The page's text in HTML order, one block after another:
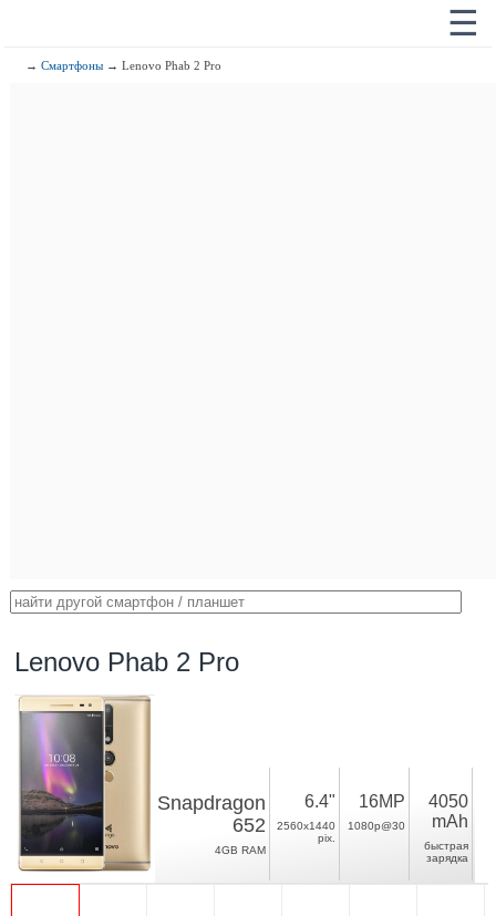
☰
→Смартфоны → Lenovo Phab 2 Pro
Lenovo Phab 2 Pro
Snapdragon
652
4GB RAM
6.4"
2560x1440
pix.
16MP
1080p@30
4050
mAh
быстрая
зарядка